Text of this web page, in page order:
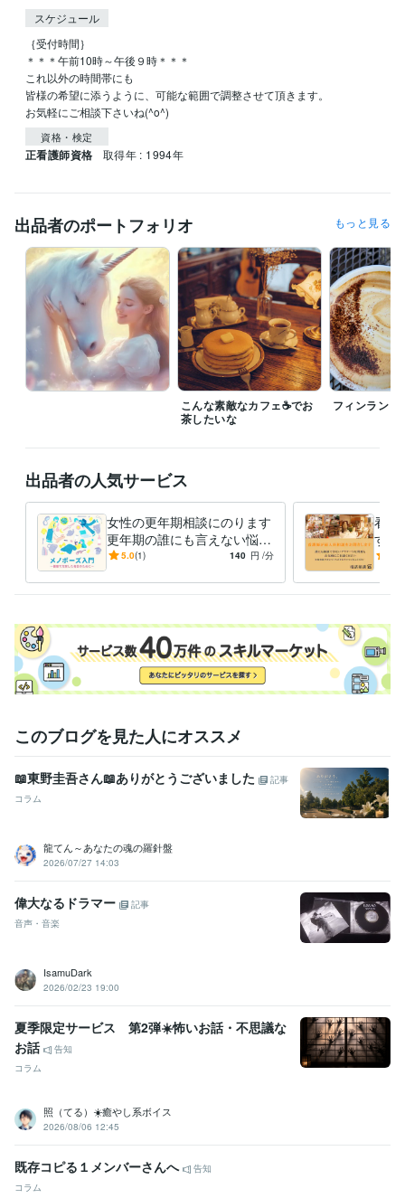
スケジュール
｛受付時間｝
＊＊＊午前10時～午後９時＊＊＊
これ以外の時間帯にも
皆様の希望に添うように、可能な範囲で調整させて頂きます。
お気軽にご相談下さいね(^o^)
資格・検定
正看護師資格 取得年 : 1994年
出品者のポートフォリオ もっと見る
こんな素敵なカフェ☕でお
茶したいな
フィンランド
出品者の人気サービス
女性の更年期相談にのります
更年期の誰にも言えない悩み
☆ナースが相談にのります！
5.0(1) 140 円 /分
看護
す
人科
このブログを見た人にオススメ
📖東野圭吾さん📖ありがとうございました
記事
コラム
龍てん～あなたの魂の羅針盤
2026/07/27 14:03
偉大なるドラマー
記事
音声・音楽
IsamuDark
2026/02/23 19:00
夏季限定サービス 第2弾☀️怖いお話・不思議な
お話
告知
コラム
照（てる）☀️癒やし系ボイス
2026/08/06 12:45
既存コピる１メンバーさんへ
告知
コラム